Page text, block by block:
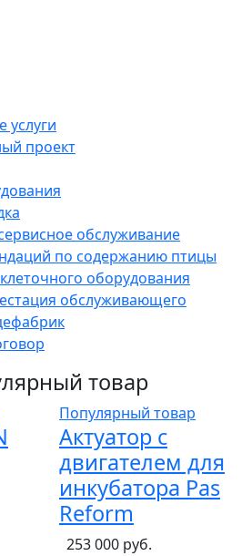
проект
обслуживание
по содержанию птицы
оборудования
обслуживающего
товар
Популярный товар
Актуатор с
двигателем для
инкубатора Pas
Reform
253 000 руб.